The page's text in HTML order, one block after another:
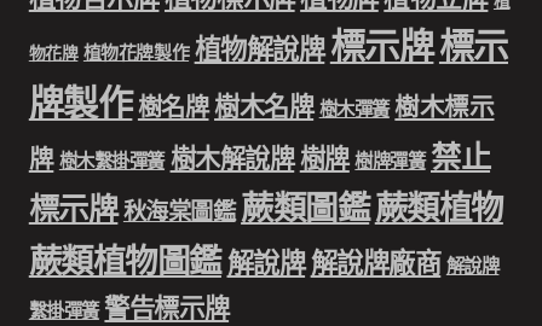
物花牌 植物花牌製作 植物解說牌 標示牌標示
牌製作樹名牌樹木名牌 樹木彈簧 樹木標示
牌 樹木繫掛彈簧 樹木解說牌樹牌 樹牌彈簧 禁止
標示牌 秋海棠圖鑑 蕨類圖鑑蕨類植物
蕨類植物圖鑑解說牌解說牌廠商 解說牌
繫掛彈簧 警告標示牌